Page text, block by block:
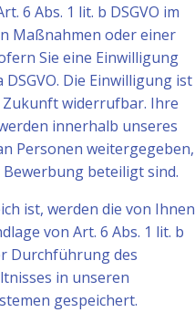
6 Abs. 1 lit. b DSGVO im
Maßnahmen oder einer
Sie eine Einwilligung
Die Einwilligung ist
widerrufbar. Ihre
innerhalb unseres
Personen weitergegeben,
beteiligt sind.
ist, werden die von Ihnen
von Art. 6 Abs. 1 lit. b
Durchführung des
in unseren
gespeichert.